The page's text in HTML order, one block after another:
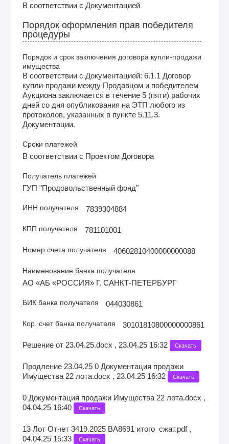
В соответствии с Документацией
Порядок оформления прав победителя
процедуры
Порядок и срок заключения договора купли-продажи
имущества
В соответствии с Документацией: 6.1.1 Договор
купли-продажи между Продавцом и победителем
Аукциона заключается в течение 5 (пяти) рабочих
дней со дня опубликования на ЭТП любого из
протоколов, указанных в пункте 5.11.3.
Документации.
Сроки платежей
В соответствии с Проектом Договора
Получатель платежей
ГУП "Продовольственный фонд"
ИНН получателя 7839304884
КПП получателя 781101001
Номер счета получателя 40602810400000000088
Наименование банка получателя
АО «АБ «РОССИЯ» Г. САНКТ-ПЕТЕРБУРГ
БИК банка получателя 044030861
Кор. счет банка получателя 30101810800000000861
Решение от 23.04.25.docx , 23.04.25 16:32 Скачать
Продление 23.04.25 0 Документация продажи
Имущества 22 лота.docx , 23.04.25 16:32
Скачать
0 Документация продажи Имущества 22 лота.docx ,
04.04.25 16:40
Скачать
13 Лот Отчет 3419.2025 ВА8691 итого_сжат.pdf ,
04.04.25 15:33
Скачать